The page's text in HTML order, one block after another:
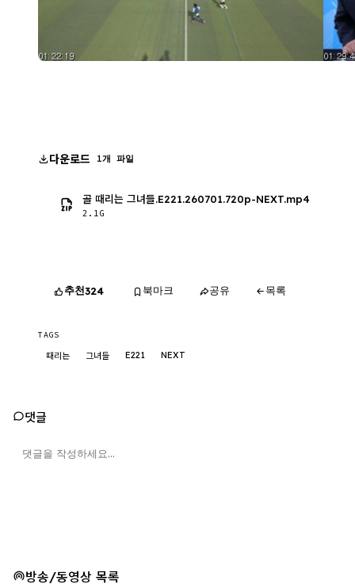
다운로드 1개 파일
골 때리는 그녀들.E221.260701.720p-NEXT.mp4
2.1G
추천324 북마크 공유 목록
TAGS
때리는 그녀들 E221 NEXT
댓글
방송/동영상 목록